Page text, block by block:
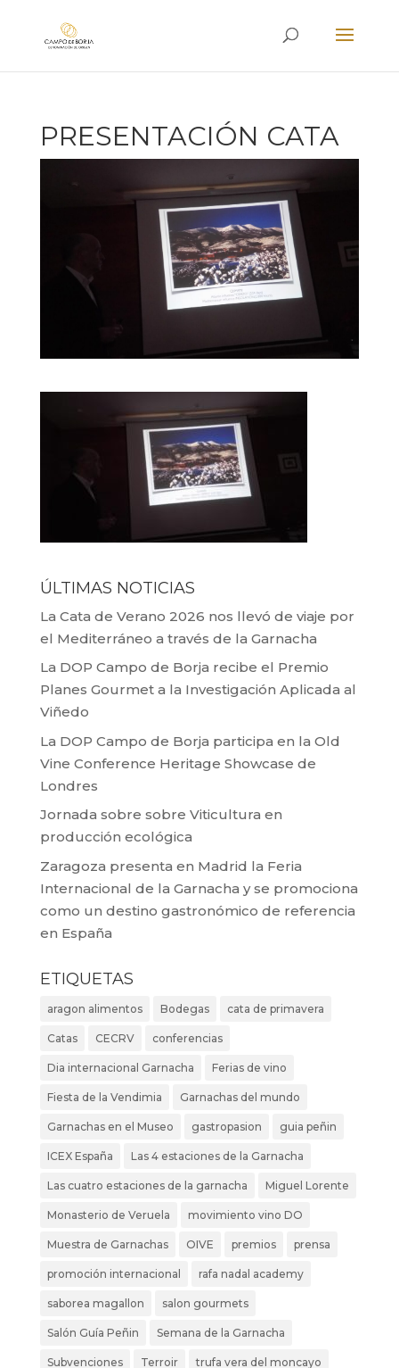
PRESENTACIÓN CATA
ÚLTIMAS NOTICIAS
La Cata de Verano 2026 nos llevó de viaje por
el Mediterráneo a través de la Garnacha
La DOP Campo de Borja recibe el Premio
Planes Gourmet a la Investigación Aplicada al
Viñedo
La DOP Campo de Borja participa en la Old
Vine Conference Heritage Showcase de
Londres
Jornada sobre sobre Viticultura en
producción ecológica
Zaragoza presenta en Madrid la Feria
Internacional de la Garnacha y se promociona
como un destino gastronómico de referencia
en España
ETIQUETAS
aragon alimentos Bodegas cata de primavera
Catas CECRV conferencias
Dia internacional Garnacha Ferias de vino
Fiesta de la Vendimia Garnachas del mundo
Garnachas en el Museo gastropasion guia peñin
ICEX España Las 4 estaciones de la Garnacha
Las cuatro estaciones de la garnacha Miguel Lorente
Monasterio de Veruela movimiento vino DO
Muestra de Garnachas OIVE premios prensa
promoción internacional rafa nadal academy
saborea magallon salon gourmets
Salón Guía Peñin Semana de la Garnacha
Subvenciones Terroir trufa vera del moncayo